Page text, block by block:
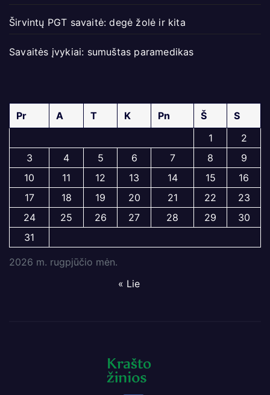
Širvintų PGT savaitė: degė žolė ir kita
Savaitės įvykiai: sumuštas paramedikas
2026 m. rugpjūčio mėn.
Pr A T K Pn Š
S
1
2
3
4 5 6 7 8
9
10
11 12 13 14 15
16
17
18 19 20 21 22
23
24
25 26 27 28 29
30
31
« Lie